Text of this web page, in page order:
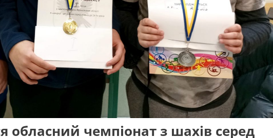
обласний чемпіонат з шахів серед